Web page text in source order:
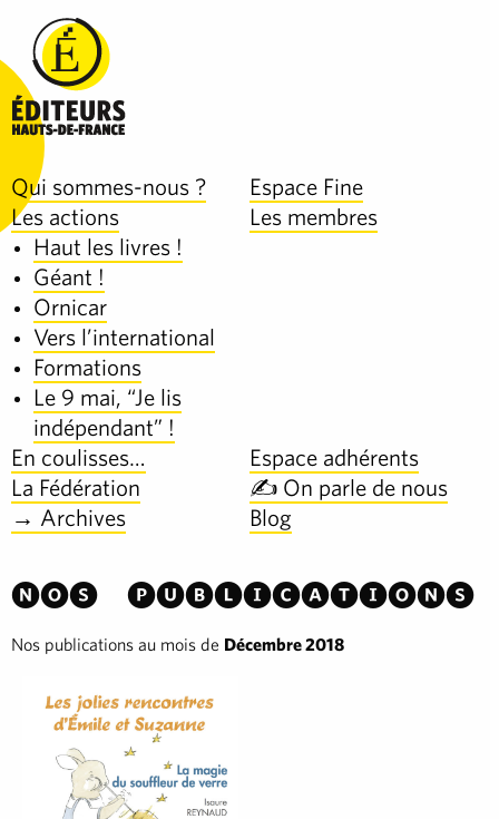
Qui sommes-nous ?
Espace Fine
Les actions
Haut les livres !
Géant !
Ornicar
Vers l’international
Formations
Le 9 mai, “Je lis
indépendant” !
Les membres
En coulisses…
Espace adhérents
La Fédération
✍️ On parle de nous
→ Archives
Blog
Nos publications
Nos publications au mois de Décembre 2018